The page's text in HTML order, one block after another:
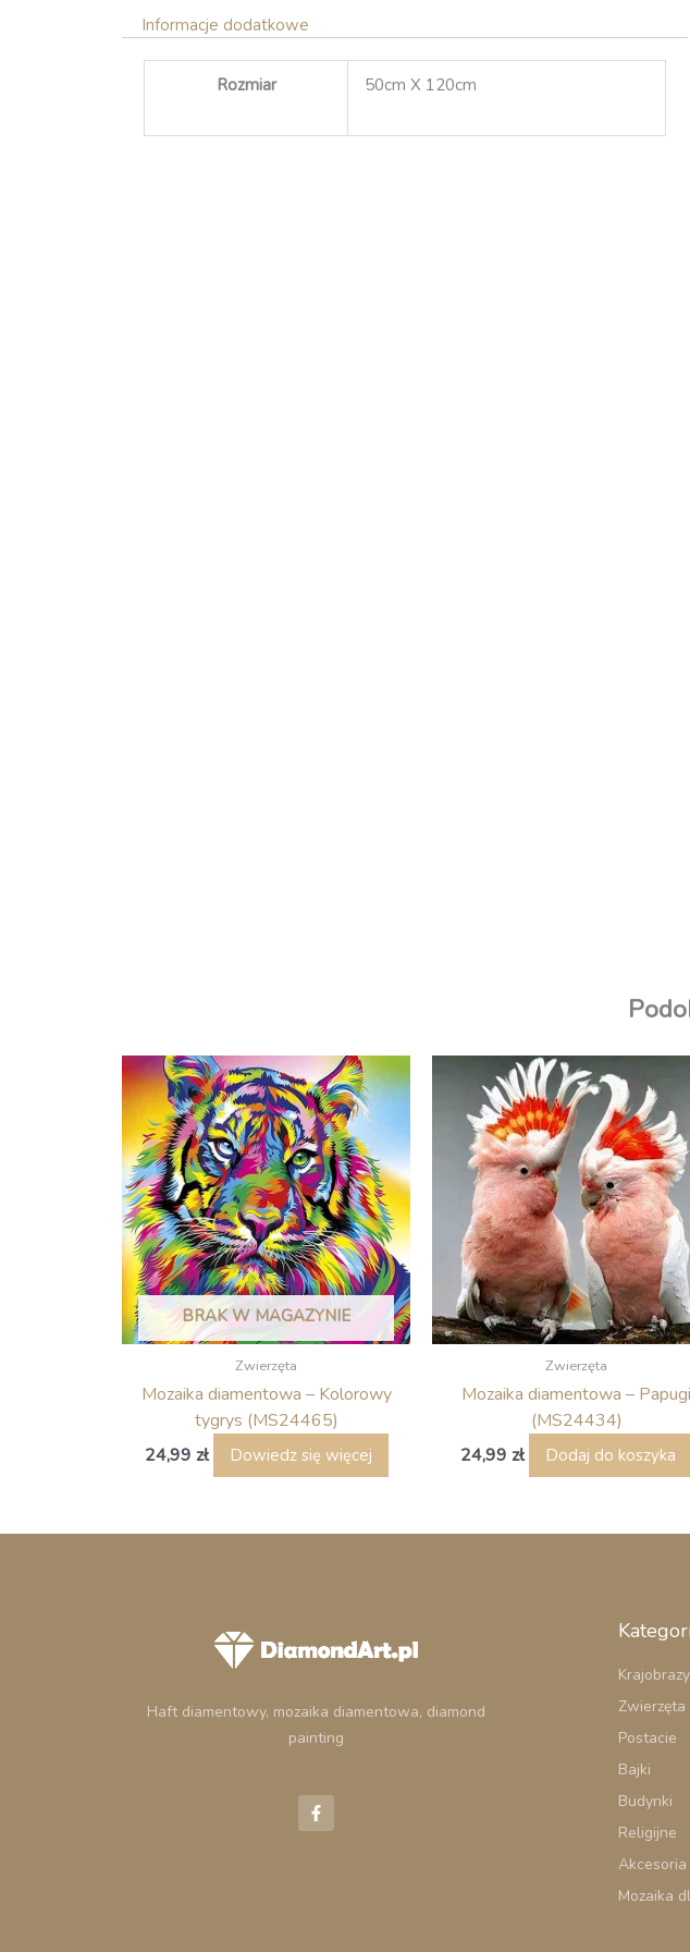
Informacje dodatkowe
Rozmiar 50cm X 120cm
BRAK W MAGAZYNIE
Zwierzęta
Mozaika diamentowa – Kolorowy
tygrys (MS24465)
24,99 zł Dowiedz się więcej
Zwierzęta
Mozaika diamentowa – Papugi
(MS24434)
24,99 zł Dodaj do koszyka
Haft diamentowy, mozaika diamentowa, diamond
painting
a
c
e
Krajobrazy
Zwierzęta
Postacie
Bajki
Budynki
Religijne
Akcesoria
Mozaika